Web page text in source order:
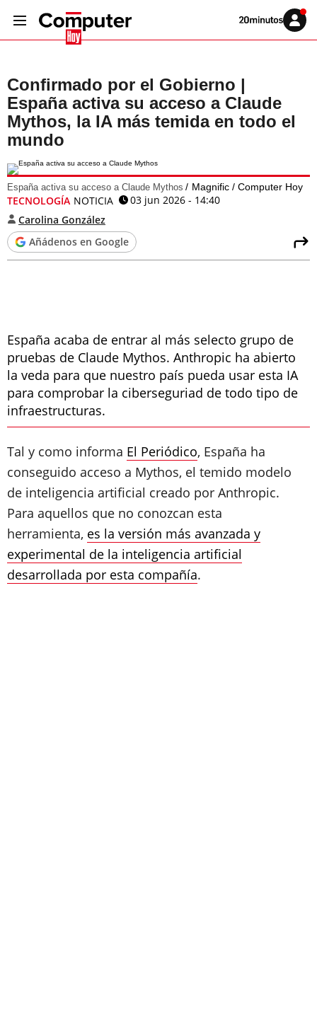
Volver
Iniciar
sesión
Confirmado por el Gobierno |
España activa su acceso a Claude
Mythos, la IA más temida en todo el
mundo
España activa su acceso a Claude Mythos Magnific / Computer Hoy
TECNOLOGÍA NOTICIA
03 jun 2026 - 14:40
Carolina González
Añádenos en Google
España acaba de entrar al más selecto grupo de
pruebas de Claude Mythos. Anthropic ha abierto
la veda para que nuestro país pueda usar esta IA
para comprobar la ciberseguriad de todo tipo de
infraestructuras.
Tal y como informa El Periódico, España ha
conseguido acceso a Mythos, el temido modelo
de inteligencia artificial creado por Anthropic.
Para aquellos que no conozcan esta
herramienta, es la versión más avanzada y
experimental de la inteligencia artificial
desarrollada por esta compañía.